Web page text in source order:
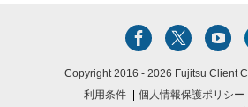
Copyright 2016 - 2026 Fujitsu Client
利用条件
個人情報保護ポリシー